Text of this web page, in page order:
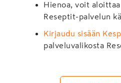
Hienoa, voit
Reseptit-palvelun
Kirjaudu sisään
palveluvalikosta